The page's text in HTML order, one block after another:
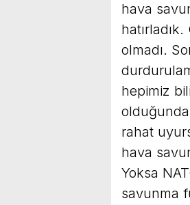
hava
olmadı.
hepimiz
olduğunda
rahat
hava
Yoksa
savunma